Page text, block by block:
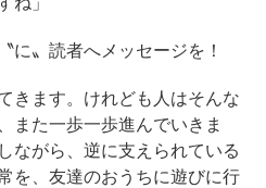
〟読者へメッセージを！
きます。けれども人はそんな
また一歩一歩進んでいきま
ながら、逆に支えられている
を、友達のおうちに遊びに行